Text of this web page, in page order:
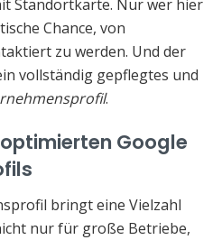
Standortkarte. Nur wer hier
Chance, von
zu werden. Und der
vollständig gepflegtes und
.
Google
bringt eine Vielzahl
nur für große Betriebe,